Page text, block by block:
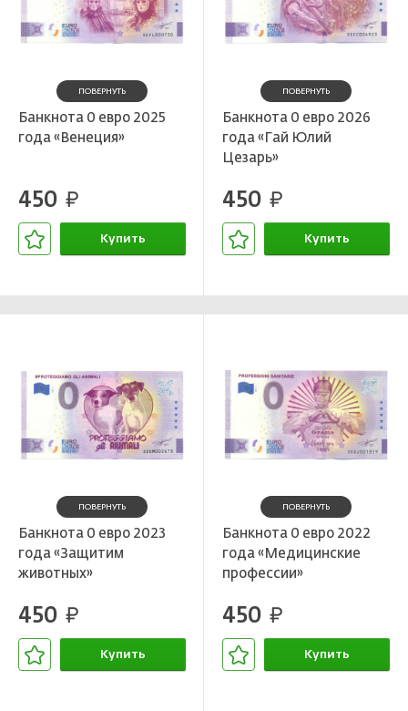
ПОВЕРНУТЬ
Банкнота 0 евро 2025
года «Венеция»
450 руб.
Купить
ПОВЕРНУТЬ
Банкнота 0 евро 2026
года «Гай Юлий
Цезарь»
450 руб.
Купить
ПОВЕРНУТЬ
Банкнота 0 евро 2023
года «Защитим
животных»
450 руб.
Купить
ПОВЕРНУТЬ
Банкнота 0 евро 2022
года «Медицинские
профессии»
450 руб.
Купить